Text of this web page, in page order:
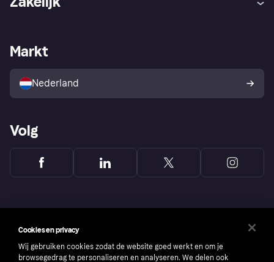
Winkeloverzicht
Kopersbescherming voor
consumenten
Zakelijke login
Markt
Nederland
Volg
Cookies en privacy
Wij gebruiken cookies zodat de website goed werkt en om je
browsegedrag te personaliseren en analyseren. We delen ook